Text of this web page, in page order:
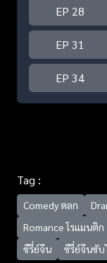
EP 28
EP 31
EP 34
Tag :
Comedy ตลก
Romance โรแมนติก
ซีรี่ย์จีน
ซีรี่ย์จีนซับ